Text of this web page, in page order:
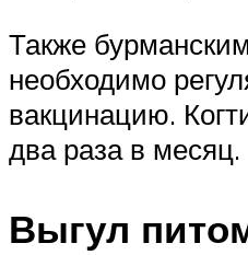
Также
необходимо
вакцинацию.
два раза в месяц.
Выгул